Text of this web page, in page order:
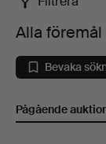
Alla
föremål
på
Alla
Bevaka
Pågående